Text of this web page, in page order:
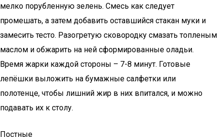
мелко порубленную зелень. Смесь как следует
промешать, а затем добавить оставшийся стакан муки и
замесить тесто. Разогретую сковородку смазать топленым
маслом и обжарить на ней сформированные оладьи.
Время жарки каждой стороны – 7-8 минут. Готовые
лепёшки выложить на бумажные салфетки или
полотенце, чтобы лишний жир в них впитался, и можно
подавать их к столу.
Постные